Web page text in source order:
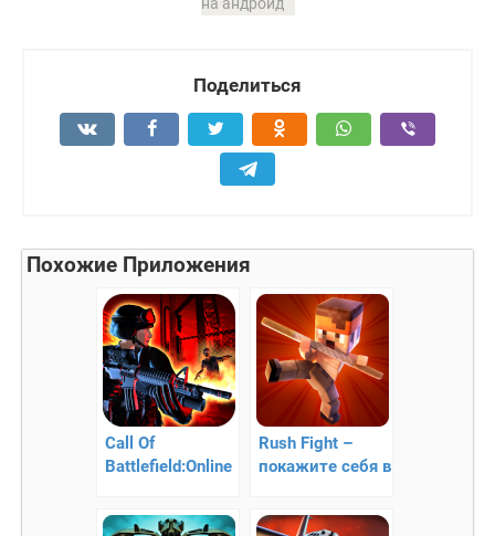
Поделиться
Похожие Приложения
Call Of
Battlefield:Online
апокалипсис
Rush Fight –
покажите себя в
аркаде